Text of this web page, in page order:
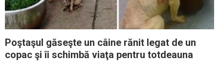
Poştaşul găseşte un câine rănit legat de un
copac şi îi schimbă viaţa pentru totdeauna